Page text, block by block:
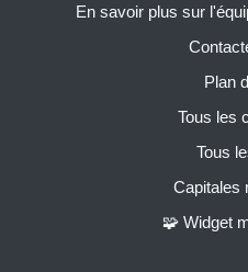
En savoir plus sur
Plan
Tous les
Tous
Capitales
🧩 Widget